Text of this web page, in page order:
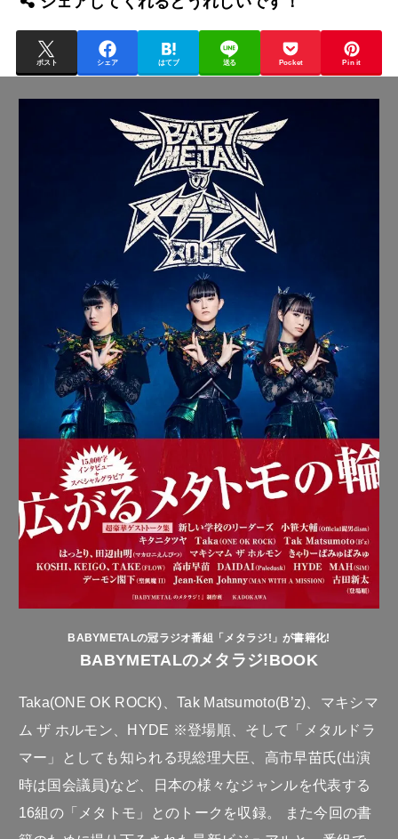
ポスト シェア はてブ 送る Pocket Pin it
BABYMETALの冠ラジオ番組「メタラジ!」が書籍化!
BABYMETALのメタラジ!BOOK
Taka(ONE OK ROCK)、Tak Matsumoto(B’z)、マキシマ
ム ザ ホルモン、HYDE ※登場順、そして「メタルドラ
マー」としても知られる現総理大臣、高市早苗氏(出演
時は国会議員)など、日本の様々なジャンルを代表する
16組の「メタトモ」とのトークを収録。 また今回の書